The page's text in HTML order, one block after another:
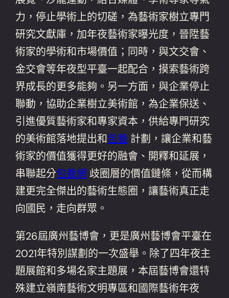
力，停止學術上的切磋，為藝術家樹立專門
研究文獻庫，加年夜藝術家曝光度，晉陞藝
術家的學術和市場價值；同時，與文交會、
金交會等年夜型平臺一起配合，摸索藝術跨
界成長的更多能夠。另一方面，與企業停止
聯動，協助企業樹立美術館，為企業保送、
引進優質藝術家和專家資本，供給專門研究
的美術館落地提出和包養 計劃，讓企業和藝
術家的價值獲得更好的融會、開釋和延展，
串聯起分包養網 歧圈層的價值鏈條，從而構
建更完全傑出的藝術生態圈，讓藝術真正走
向國民，走向群眾。
第26屆廣州藝博會，更是廣州藝博會平臺在
2021年特別謀劃的一次盛舉。除了四年夜主
題展館和多場名家主題展，本屆藝博會還特
殊建立嶺南藝術文明專區和國際藝術年夜